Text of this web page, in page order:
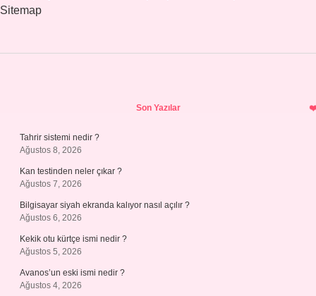
Sitemap
Son Yazılar
Tahrir sistemi nedir ?
Ağustos 8, 2026
Kan testinden neler çıkar ?
Ağustos 7, 2026
Bilgisayar siyah ekranda kalıyor nasıl açılır ?
Ağustos 6, 2026
Kekik otu kürtçe ismi nedir ?
Ağustos 5, 2026
Avanos’un eski ismi nedir ?
Ağustos 4, 2026